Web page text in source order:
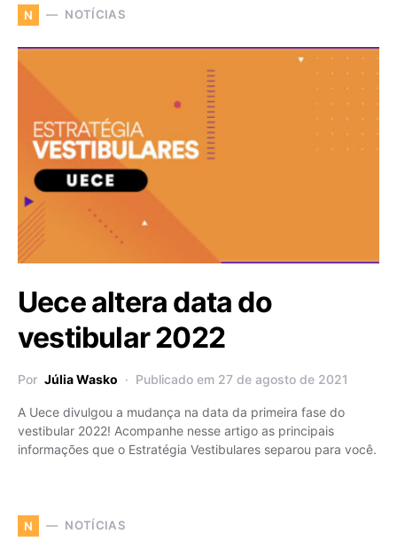
N NOTÍCIAS
Uece altera data do
vestibular 2022
Por Júlia Wasko Publicado em 27 de agosto de 2021
A Uece divulgou a mudança na data da primeira fase do
vestibular 2022! Acompanhe nesse artigo as principais
informações que o Estratégia Vestibulares separou para você.
N NOTÍCIAS